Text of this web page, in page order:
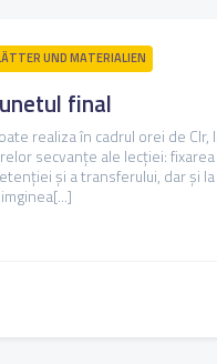
UND MATERIALIEN
final
realiza în cadrul orei de
secvanțe ale lecției:
și a transferului, dar și